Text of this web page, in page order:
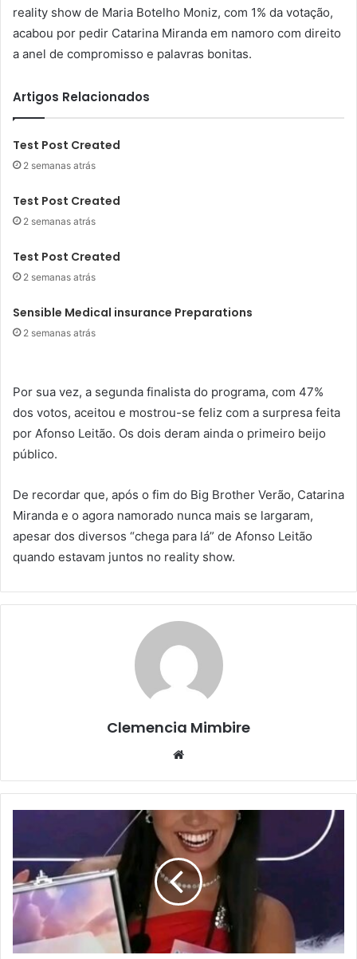
reality show de Maria Botelho Moniz, com 1% da votação,
acabou por pedir Catarina Miranda em namoro com direito
a anel de compromisso e palavras bonitas.
Artigos Relacionados
Test Post Created
2 semanas atrás
Test Post Created
2 semanas atrás
Test Post Created
2 semanas atrás
Sensible Medical insurance Preparations
2 semanas atrás
Por sua vez, a segunda finalista do programa, com 47%
dos votos, aceitou e mostrou-se feliz com a surpresa feita
por Afonso Leitão. Os dois deram ainda o primeiro beijo
público.
De recordar que, após o fim do Big Brother Verão, Catarina
Miranda e o agora namorado nunca mais se largaram,
apesar dos diversos “chega para lá” de Afonso Leitão
quando estavam juntos no reality show.
Clemencia Mimbire
Website